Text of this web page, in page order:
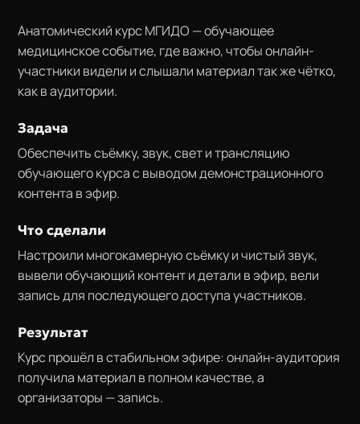
Анатомический курс МГИДО — обучающее
медицинское событие, где важно, чтобы онлайн-
участники видели и слышали материал так же чётко,
как в аудитории.
Задача
Обеспечить съёмку, звук, свет и трансляцию
обучающего курса с выводом демонстрационного
контента в эфир.
Что сделали
Настроили многокамерную съёмку и чистый звук,
вывели обучающий контент и детали в эфир, вели
запись для последующего доступа участников.
Результат
Курс прошёл в стабильном эфире: онлайн-аудитория
получила материал в полном качестве, а
организаторы — запись.